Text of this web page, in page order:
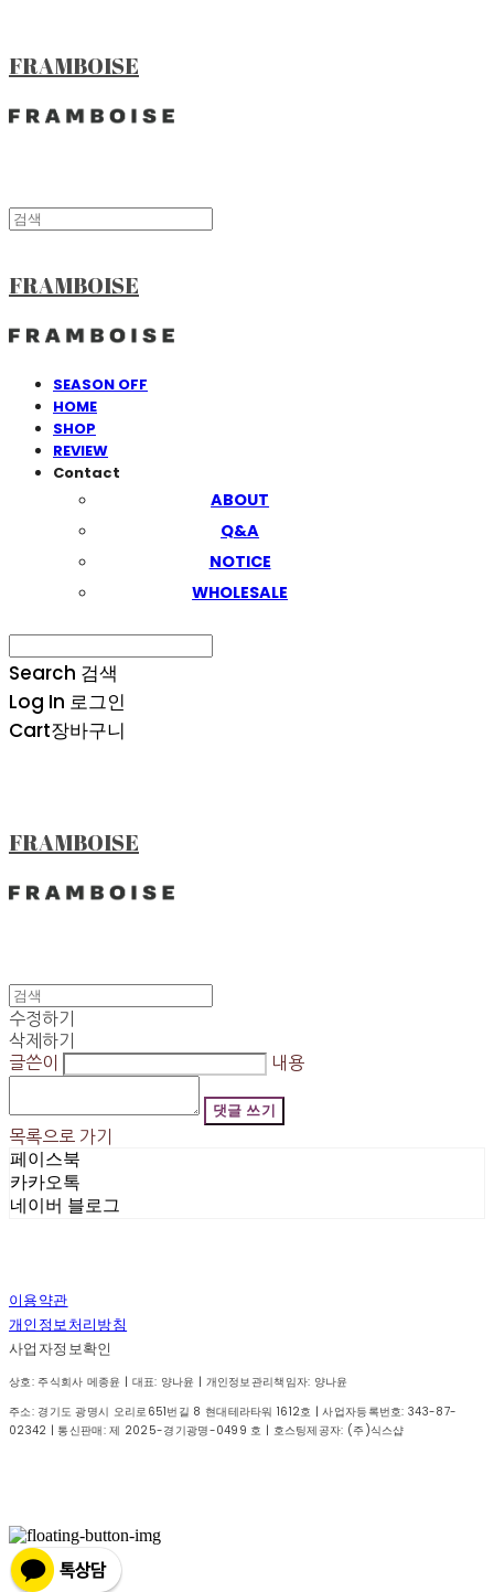
FRAMBOISE
FRAMBOISE
SEASON OFF
HOME
SHOP
REVIEW
Contact
ABOUT
Q&A
NOTICE
WHOLESALE
Search 검색
Log In 로그인
Cart장바구니
FRAMBOISE
수정하기
삭제하기
글쓴이
내용
댓글 쓰기
목록으로 가기
페이스북
카카오톡
네이버 블로그
이용약관
개인정보처리방침
사업자정보확인
상호: 주식회사 메종윤 | 대표: 양나윤 | 개인정보관리책임자: 양나윤
주소: 경기도 광명시 오리로651번길 8 현대테라타워 1612호 | 사업자등록번호:343-87-
02342 | 통신판매:제 2025-경기광명-0499 호 | 호스팅제공자: (주)식스샵